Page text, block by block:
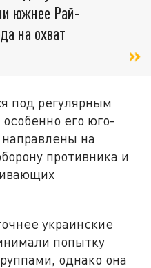
южнее Рай-
на охват
под регулярным
его юго-
на
противника и
украинские
попытку
однако она